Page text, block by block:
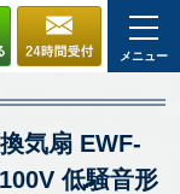
メニュー
気扇 EWF-
低騒音形